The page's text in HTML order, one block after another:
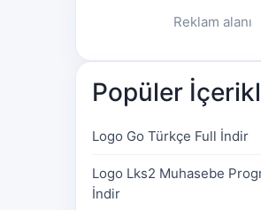
Reklam alanı
Popüler
Logo Go Türkçe Full İndir
Logo Lks2 Muhasebe
İndir